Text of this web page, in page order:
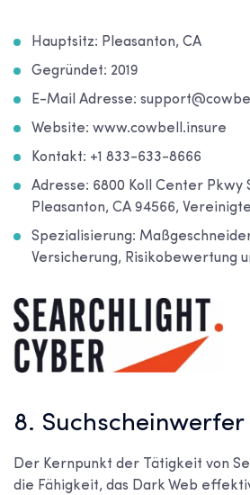
Hauptsitz: Pleasanton, CA
Gegründet: 2019
E-Mail Adresse:
Website: www.cowbell.insure
Kontakt: +1 833-633-8666
Adresse: 6800 Koll Center Pkwy
Pleasanton, CA 94566,
Spezialisierung:
Versicherung, Risikobewertung
8.
Der Kernpunkt der Tätigkeit von
die Fähigkeit, das Dark Web